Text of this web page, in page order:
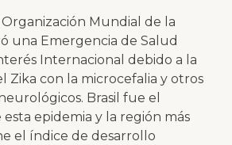
Organización Mundial de la
una Emergencia de Salud
Internacional debido a la
Zika con la microcefalia y otros
Brasil fue el
epidemia y la región más
el índice de desarrollo